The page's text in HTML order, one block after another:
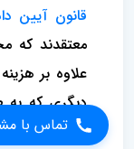
تماس با
قانون آیین
معتقدند که
علاوه بر
دیگری که به
اثبات دعوی